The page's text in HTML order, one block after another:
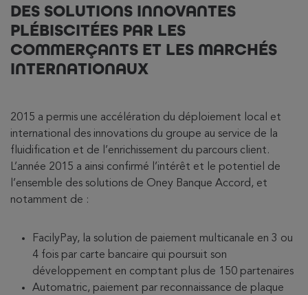
DES SOLUTIONS INNOVANTES
PLÉBISCITÉES PAR LES
COMMERÇANTS ET LES MARCHÉS
INTERNATIONAUX
2015 a permis une accélération du déploiement local et
international des innovations du groupe au service de la
fluidification et de l’enrichissement du parcours client.
L’année 2015 a ainsi confirmé l’intérêt et le potentiel de
l’ensemble des solutions de Oney Banque Accord, et
notamment de :
FacilyPay, la solution de paiement multicanale en 3 ou
4 fois par carte bancaire qui poursuit son
développement en comptant plus de 150 partenaires
Automatric, paiement par reconnaissance de plaque